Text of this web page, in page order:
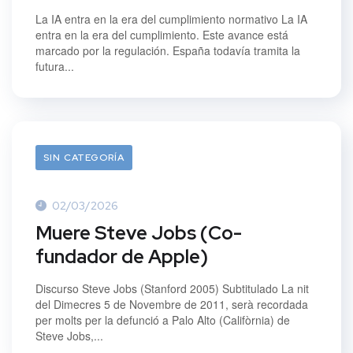
La IA entra en la era del cumplimiento normativo La IA
entra en la era del cumplimiento. Este avance está
marcado por la regulación. España todavía tramita la
futura...
SIN CATEGORÍA
02/03/2026
Muere Steve Jobs (Co-
fundador de Apple)
Discurso Steve Jobs (Stanford 2005) Subtitulado La nit
del Dimecres 5 de Novembre de 2011, serà recordada
per molts per la defunció a Palo Alto (Califòrnia) de
Steve Jobs,...